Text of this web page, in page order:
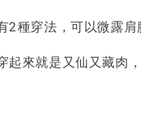
種穿法，可以微露肩
來就是又仙又藏肉，